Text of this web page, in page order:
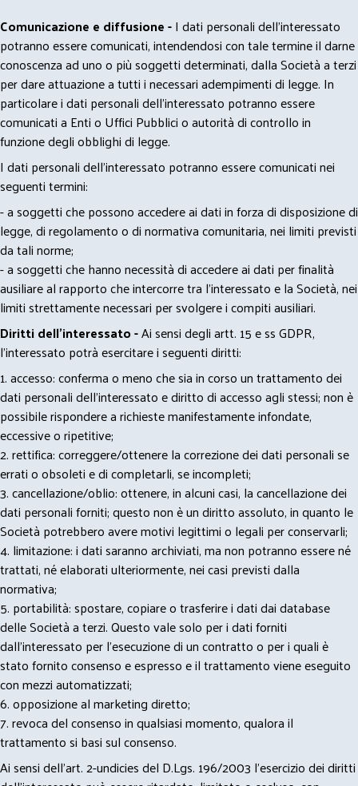
Comunicazione e diffusione -I dati personali dell’interessato
potranno essere comunicati, intendendosi con tale termine il darne
conoscenza ad uno o più soggetti determinati, dalla Società a terzi
per dare attuazione a tutti i necessari adempimenti di legge. In
particolare i dati personali dell’interessato potranno essere
comunicati a Enti o Uffici Pubblici o autorità di controllo in
funzione degli obblighi di legge.
I dati personali dell’interessato potranno essere comunicati nei
seguenti termini:
- a soggetti che possono accedere ai dati in forza di disposizione di
legge, di regolamento o di normativa comunitaria, nei limiti previsti
da tali norme;
- a soggetti che hanno necessità di accedere ai dati per finalità
ausiliare al rapporto che intercorre tra l’interessato e la Società, nei
limiti strettamente necessari per svolgere i compiti ausiliari.
Diritti dell’interessato -Ai sensi degli artt. 15 e ss GDPR,
l’interessato potrà esercitare i seguenti diritti:
1. accesso: conferma o meno che sia in corso un trattamento dei
dati personali dell’interessato e diritto di accesso agli stessi; non è
possibile rispondere a richieste manifestamente infondate,
eccessive o ripetitive;
2. rettifica: correggere/ottenere la correzione dei dati personali se
errati o obsoleti e di completarli, se incompleti;
3. cancellazione/oblio: ottenere, in alcuni casi, la cancellazione dei
dati personali forniti; questo non è un diritto assoluto, in quanto le
Società potrebbero avere motivi legittimi o legali per conservarli;
4. limitazione: i dati saranno archiviati, ma non potranno essere né
trattati, né elaborati ulteriormente, nei casi previsti dalla
normativa;
5. portabilità: spostare, copiare o trasferire i dati dai database
delle Società a terzi. Questo vale solo per i dati forniti
dall’interessato per l’esecuzione di un contratto o per i quali è
stato fornito consenso e espresso e il trattamento viene eseguito
con mezzi automatizzati;
6. opposizione al marketing diretto;
7. revoca del consenso in qualsiasi momento, qualora il
trattamento si basi sul consenso.
Ai sensi dell’art. 2-undicies del D.Lgs. 196/2003 l’esercizio dei diritti